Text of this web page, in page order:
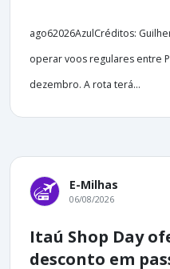
ago62026AzulCréditos:
operar voos regulares entre
dezembro. A rota terá...
E-Milhas
06/08/2026
Itaú Shop Day
desconto em